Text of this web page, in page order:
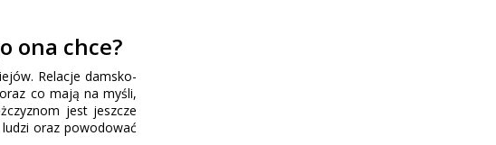
ona chce?
Relacje damsko-
co mają na myśli,
jest jeszcze
oraz powodować